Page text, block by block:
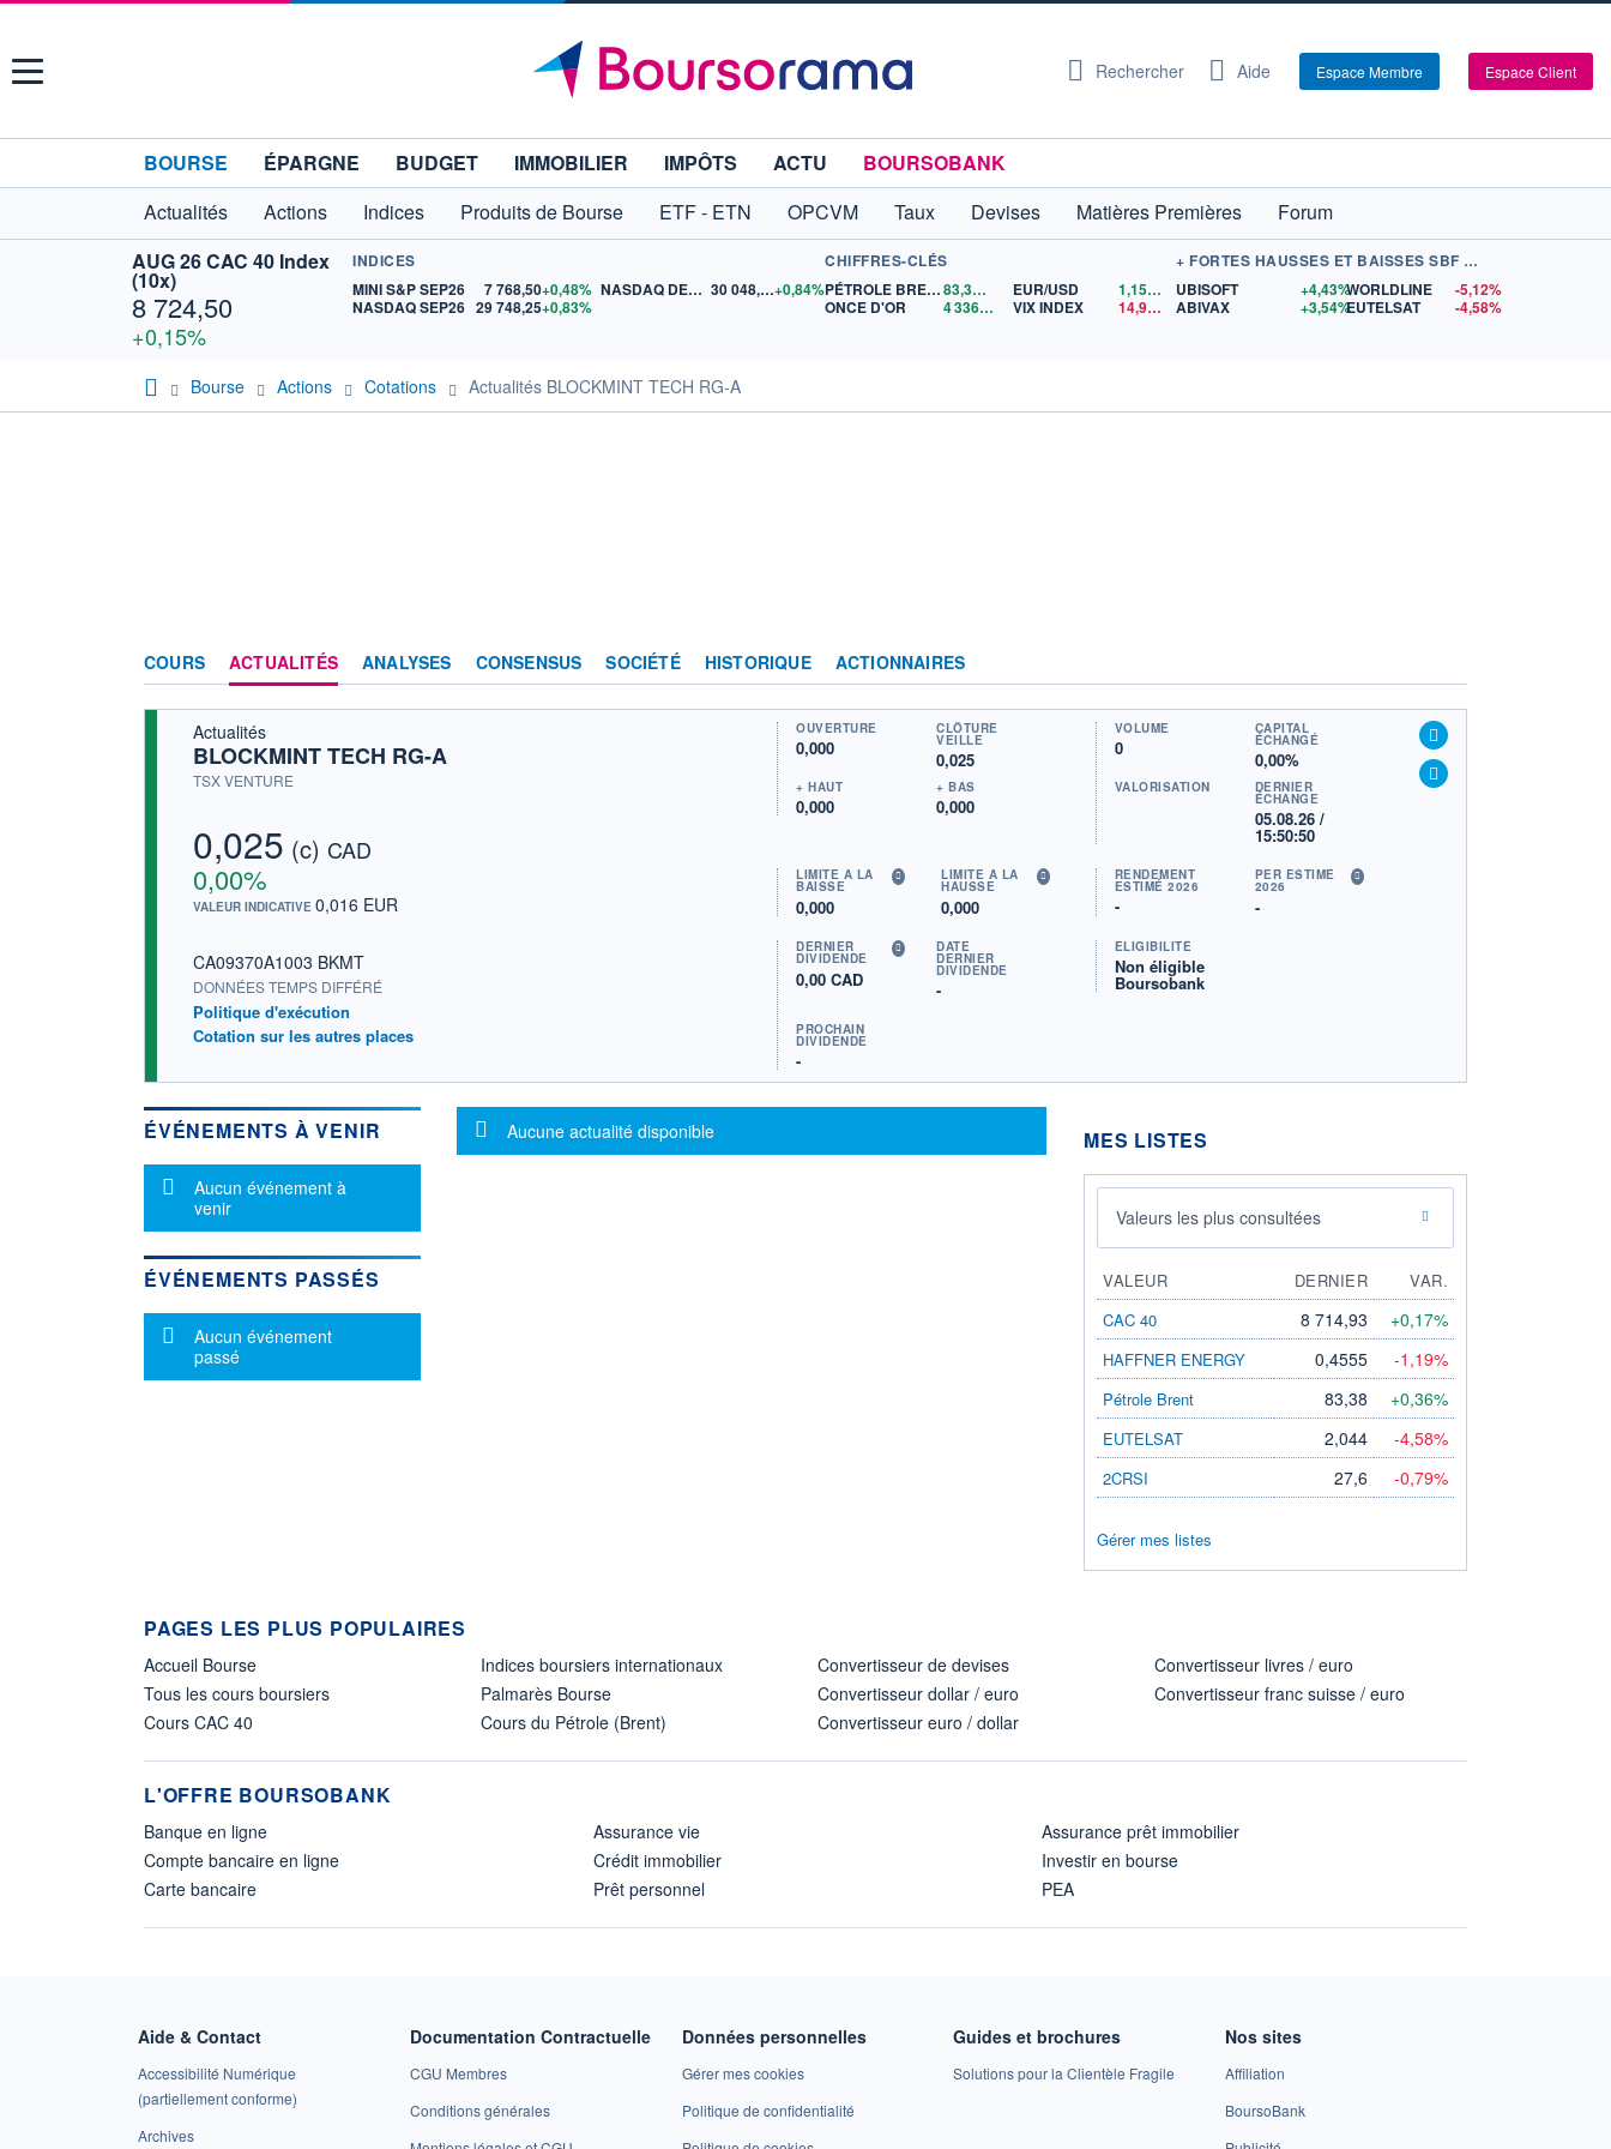
Menu Rechercher Aide Espace Membre Espace Client
BOURSE ÉPARGNE BUDGET IMMOBILIER IMPÔTS ACTU
BOURSOBANK
Actualités
Actions Indices Produits de Bourse ETF - ETN OPCVM Taux Devises Matières Premières
Forum
AUG 26 CAC 40 Index
(10x)
8 724,50
+0,15%
INDICES
MINI S&P SEP26
7 768,50+0,48%
NASDAQ SEP26 29 748,25+0,83%
NASDAQ DEC26 30 048,00+0,84%
CHIFFRES-CLÉS
PÉTROLE BRENT
83,38$US
ONCE D'OR
4 336,71 $US
EUR/USD 1,1562
$US
VIX INDEX
14,97$US
+ FORTES HAUSSES ET BAISSES SBF 120
UBISOFT
+4,43%
ABIVAX
+3,54%
WORLDLINE
-5,12%
EUTELSAT
-4,58%
Bourse Actions Cotations Actualités BLOCKMINT TECH RG-A
COURS ACTUALITÉS ANALYSES CONSENSUS SOCIÉTÉ HISTORIQUE ACTIONNAIRES
Actualités
BLOCKMINT TECH RG-A
TSX VENTURE
0,025 (c) CAD
0,00%
VALEUR INDICATIVE 0,016 EUR
CA09370A1003 BKMT
DONNÉES TEMPS DIFFÉRÉ
Politique d'exécution
Cotation sur les autres places
OUVERTURE
0,000
CLÔTURE
VEILLE
0,025
+ HAUT
0,000
+ BAS
0,000
VOLUME
0
CAPITAL
ÉCHANGÉ
0,00%
VALORISATION DERNIER
ÉCHANGE
05.08.26 /
15:50:50
LIMITE À LA
BAISSE
0,000
LIMITE À LA
HAUSSE
0,000
RENDEMENT
ESTIMÉ 2026
-
PER ESTIMÉ
2026
-
DERNIER
DIVIDENDE
0,00 CAD
DATE
DERNIER
DIVIDENDE
-
PROCHAIN
DIVIDENDE
-
ÉLIGIBILITÉ
Non éligible
Boursobank
ÉVÉNEMENTS À VENIR
Message d'information
Aucun événement à
venir
ÉVÉNEMENTS PASSÉS
Message d'information
Aucun événement
passé
Message d'information
Aucune actualité disponible MES LISTES
Valeurs les plus consultées
VALEUR DERNIER
VAR.
CAC 40
8 714,93 +0,17%
HAFFNER ENERGY 0,4555 -1,19%
Pétrole Brent 83,38 +0,36%
EUTELSAT 2,044 -4,58%
2CRSI 27,6 -0,79%
Gérer mes listes
PAGES LES PLUS POPULAIRES
Accueil Bourse
Tous les cours boursiers
Cours CAC 40
Indices boursiers internationaux
Palmarès Bourse
Cours du Pétrole (Brent)
Convertisseur de devises
Convertisseur dollar / euro
Convertisseur euro / dollar
Convertisseur livres / euro
Convertisseur franc suisse / euro
L'OFFRE BOURSOBANK
Banque en ligne
Compte bancaire en ligne
Carte bancaire
Assurance vie
Crédit immobilier
Prêt personnel
Assurance prêt immobilier
Investir en bourse
PEA
Aide & Contact
Accessibilité Numérique
(partiellement conforme)
Archives
Documentation Contractuelle
CGU Membres
Conditions générales
Données personnelles
Gérer mes cookies
Politique de confidentialité
Guides et brochures
Solutions pour la Clientèle Fragile
Nos sites
Affiliation
BoursoBank